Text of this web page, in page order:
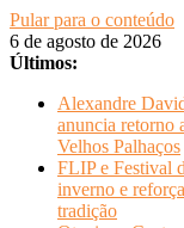
Pular para o conteúdo
6 de agosto de 2026
Últimos:
Alexandre
anuncia retorno
Velhos Palhaços
FLIP e Festival
inverno e
tradição